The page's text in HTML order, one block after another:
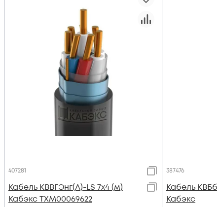
407281
Кабель КВВГЭнг(А)-LS 7х4 (м)
Кабэкс ТХМ00069622
387476
Кабель
Кабэкс